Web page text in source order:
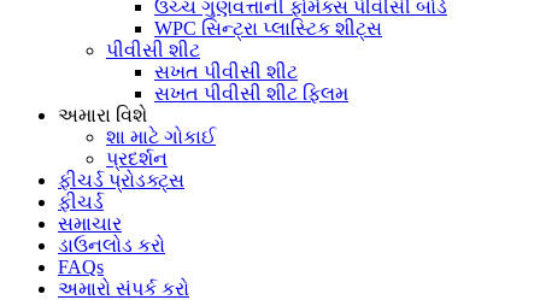
ઉચ્ચ ગુણવત્તાની ફોમેક્સ પીવીસી બોર્ડ
WPC સિન્ટ્રા પ્લાસ્ટિક શીટ્સ
પીવીસી શીટ
સખત પીવીસી શીટ
સખત પીવીસી શીટ ફ્લિમ
અમારા વિશે
શા માટે ગોકાઈ
પ્રદર્શન
ફીચર્ડ પ્રોડક્ટ્સ
ફીચર્ડ
સમાચાર
ડાઉનલોડ કરો
FAQs
અમારો સંપર્ક કરો